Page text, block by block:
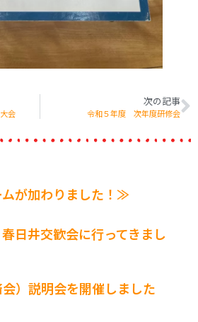
会
次の記事
令和５年度 次年度研修会
が加わりました！≫
日井交歓会に行ってきまし
）説明会を開催しました